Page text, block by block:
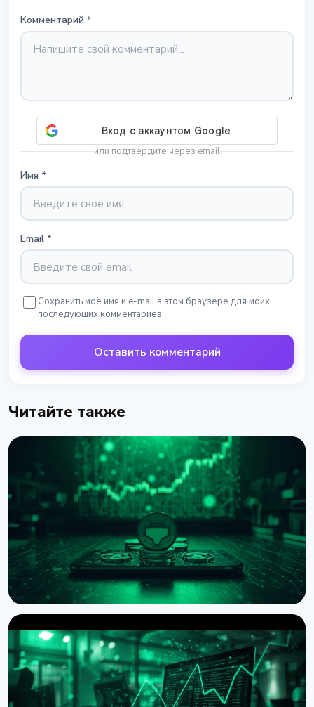
Комментарий *
или подтвердите через email
Имя *
Email *
Сохранить моё имя и e-mail в этом браузере для моих
последующих комментариев
Оставить комментарий
Читайте также
MetaMask запустил AI-кошелек Agent Wallet для
автономной криптоторговли
7 августа 2026 г. 4 мин чтения